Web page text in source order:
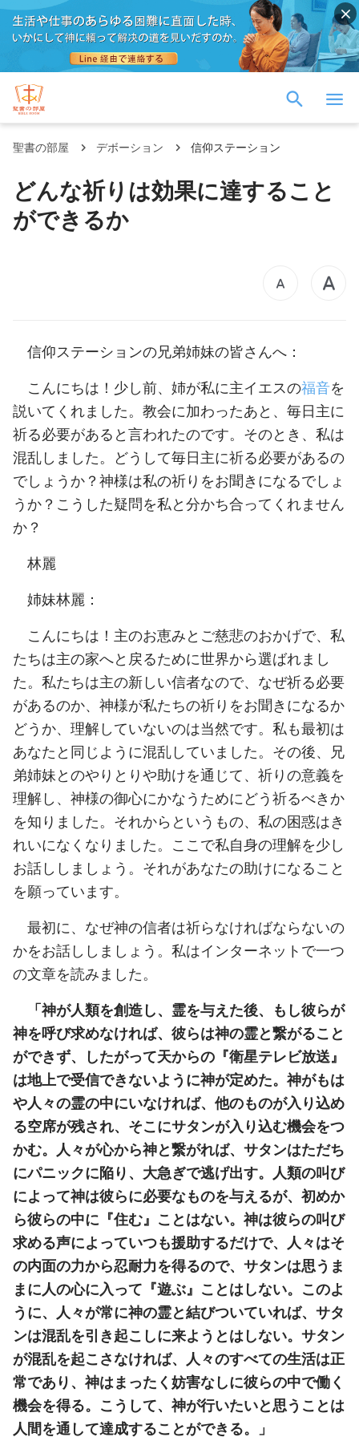
聖書の部屋 デボーション 信仰ステーション
どんな祈りは効果に達すること
ができるか
信仰ステーションの兄弟姉妹の皆さんへ：
こんにちは！少し前、姉が私に主イエスの福音を
説いてくれました。教会に加わったあと、毎日主に
祈る必要があると言われたのです。そのとき、私は
混乱しました。どうして毎日主に祈る必要があるの
でしょうか？神様は私の祈りをお聞きになるでしょ
うか？こうした疑問を私と分かち合ってくれません
か？
林麗
姉妹林麗：
こんにちは！主のお恵みとご慈悲のおかげで、私
たちは主の家へと戻るために世界から選ばれまし
た。私たちは主の新しい信者なので、なぜ祈る必要
があるのか、神様が私たちの祈りをお聞きになるか
どうか、理解していないのは当然です。私も最初は
あなたと同じように混乱していました。その後、兄
弟姉妹とのやりとりや助けを通じて、祈りの意義を
理解し、神様の御心にかなうためにどう祈るべきか
を知りました。それからというもの、私の困惑はき
れいになくなりました。ここで私自身の理解を少し
お話ししましょう。それがあなたの助けになること
を願っています。
最初に、なぜ神の信者は祈らなければならないの
かをお話ししましょう。私はインターネットで一つ
の文章を読みました。
「神が人類を創造し、霊を与えた後、もし彼らが
神を呼び求めなければ、彼らは神の霊と繋がること
ができず、したがって天からの『衛星テレビ放送』
は地上で受信できないように神が定めた。神がもは
や人々の霊の中にいなければ、他のものが入り込め
る空席が残され、そこにサタンが入り込む機会をつ
かむ。人々が心から神と繋がれば、サタンはただち
にパニックに陥り、大急ぎで逃げ出す。人類の叫び
によって神は彼らに必要なものを与えるが、初めか
ら彼らの中に『住む』ことはない。神は彼らの叫び
求める声によっていつも援助するだけで、人々はそ
の内面の力から忍耐力を得るので、サタンは思うま
まに人の心に入って『遊ぶ』ことはしない。このよ
うに、人々が常に神の霊と結びついていれば、サタ
ンは混乱を引き起こしに来ようとはしない。サタン
が混乱を起こさなければ、人々のすべての生活は正
常であり、神はまったく妨害なしに彼らの中で働く
機会を得る。こうして、神が行いたいと思うことは
人間を通して達成することができる。」